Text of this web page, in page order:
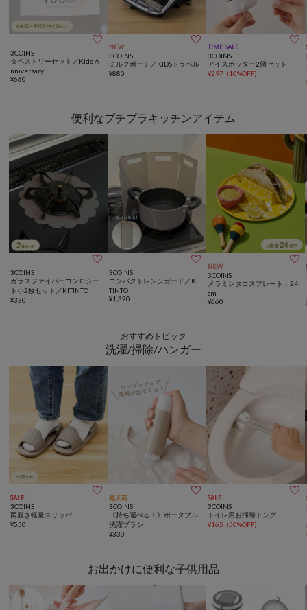

3COINS
タペストリーセット／Kids A
nniversary
¥660
NEW 
3COINS
ミルクポーチ／KIDSトラベル
¥880
TIME SALE 
3COINS
アイスポッター2個セット
¥297 (10%OFF)
便利なプチプラキッチンアイテム

3COINS
ガラスファイバーコンロシー
ト小2枚セット／KITINTO
¥330

3COINS
コンパクトレンジガード／KI
TINTO
¥1,320
NEW 
3COINS
メラミンタコスプレート：24
cm
¥660
おすすめトピック
洗濯/掃除/ハンガー
SALE 
3COINS
両履き軽量スリッパ
¥550
再入荷 
3COINS
《持ち運べる！》ポータブル
洗濯ブラシ
¥330
SALE 
3COINS
トイレ用お掃除トング
¥165 (50%OFF)
お出かけに便利な子供用品